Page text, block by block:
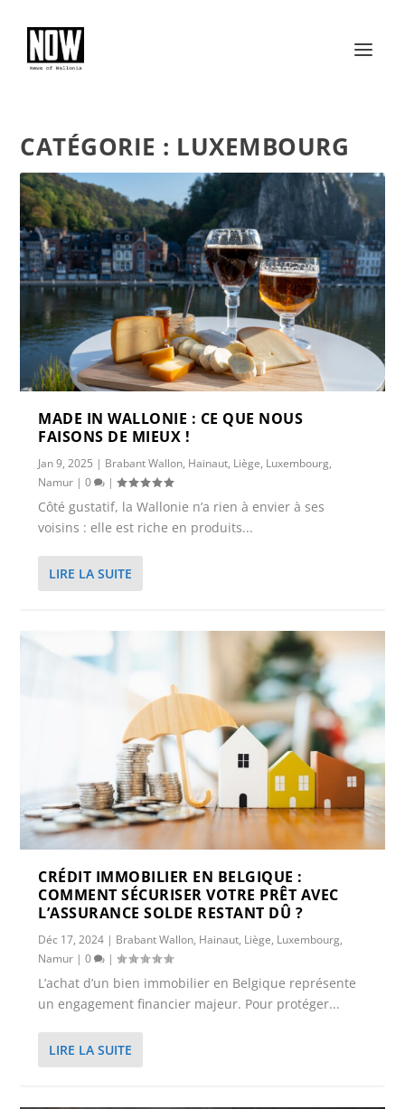
CATÉGORIE : LUXEMBOURG
MADE IN WALLONIE : CE QUE NOUS
FAISONS DE MIEUX !
Jan 9, 2025 | Brabant Wallon, Hainaut, Liège, Luxembourg,
Namur |0 |
Côté gustatif, la Wallonie n’a rien à envier à ses
voisins : elle est riche en produits...
LIRE LA SUITE
CRÉDIT IMMOBILIER EN BELGIQUE :
COMMENT SÉCURISER VOTRE PRÊT AVEC
L’ASSURANCE SOLDE RESTANT DÛ ?
Déc 17, 2024 | Brabant Wallon, Hainaut, Liège, Luxembourg,
Namur |0 |
L’achat d’un bien immobilier en Belgique représente
un engagement financier majeur. Pour protéger...
LIRE LA SUITE